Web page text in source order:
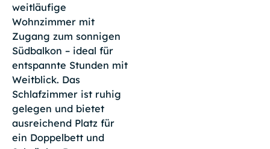
weitläufige
Wohnzimmer mit
Zugang zum sonnigen
Südbalkon – ideal für
entspannte Stunden mit
Weitblick. Das
Schlafzimmer ist ruhig
gelegen und bietet
ausreichend Platz für
ein Doppelbett und